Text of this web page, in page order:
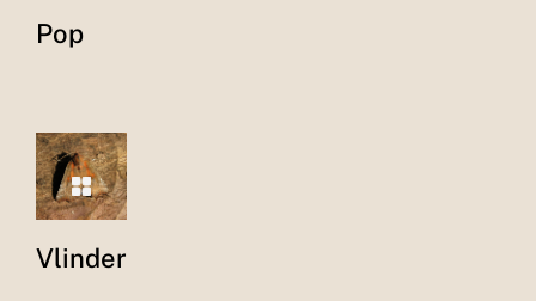
Pop
Vlinder